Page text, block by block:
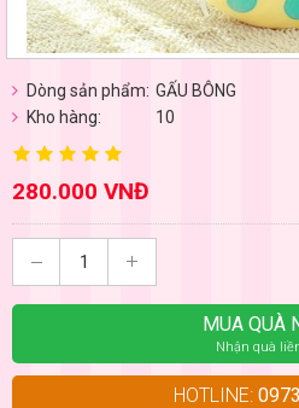
Dòng sản phẩm: GẤU BÔNG
Kho hàng:
10
280.000 VNĐ
MUA QUÀ
Nhận quà
HOTLINE: